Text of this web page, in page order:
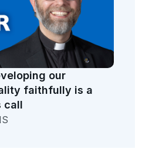
our
faithfully is a
call